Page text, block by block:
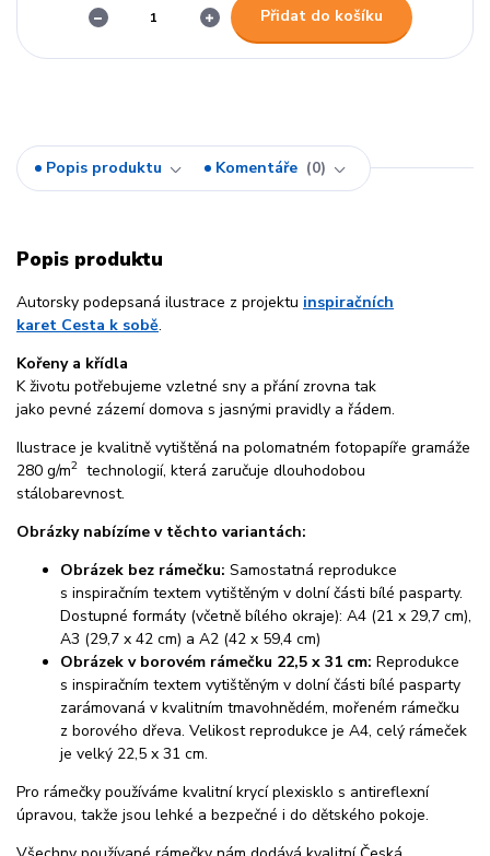
Přidat do košíku
Popis produktu Komentáře 0
Popis produktu
Autorsky podepsaná ilustrace z projektu inspiračních
karet Cesta k sobě.
Kořeny a křídla
K životu potřebujeme vzletné sny a přání zrovna tak
jako pevné zázemí domova s jasnými pravidly a řádem.
Ilustrace je kvalitně vytištěná na polomatném fotopapíře gramáže
280 g/m2 technologií, která zaručuje dlouhodobou
stálobarevnost.
Obrázky nabízíme v těchto variantách:
Obrázek bez rámečku: Samostatná reprodukce
s inspiračním textem vytištěným v dolní části bílé pasparty.
Dostupné formáty (včetně bílého okraje): A4 (21 x 29,7 cm),
A3 (29,7 x 42 cm) a A2 (42 x 59,4 cm)
Obrázek v borovém rámečku 22,5 x 31 cm: Reprodukce
s inspiračním textem vytištěným v dolní části bílé pasparty
zarámovaná v kvalitním tmavohnědém, mořeném rámečku
z borového dřeva. Velikost reprodukce je A4, celý rámeček
je velký 22,5 x 31 cm.
Pro rámečky používáme kvalitní krycí plexisklo s antireflexní
úpravou, takže jsou lehké a bezpečné i do dětského pokoje.